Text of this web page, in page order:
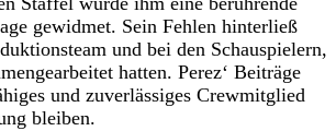
gewidmet. Sein Fehlen hinterließ
und bei den Schauspielern,
hatten. Perez‘ Beiträge
und zuverlässiges Crewmitglied
bleiben.